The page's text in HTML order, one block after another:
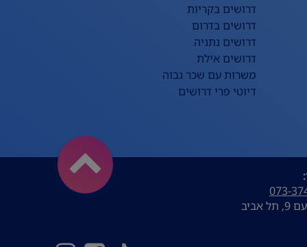
דרושים בקריות
דרושים בדרום
דרושים נתניה
דרושים אילת
משרות עם שכר גבוה
דיוטי פרי דרושים
073-